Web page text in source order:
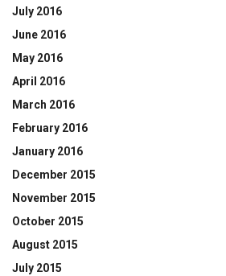
July 2016
June 2016
May 2016
April 2016
March 2016
February 2016
January 2016
December 2015
November 2015
October 2015
August 2015
July 2015